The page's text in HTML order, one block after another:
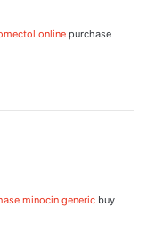
online purchase
minocin generic buy